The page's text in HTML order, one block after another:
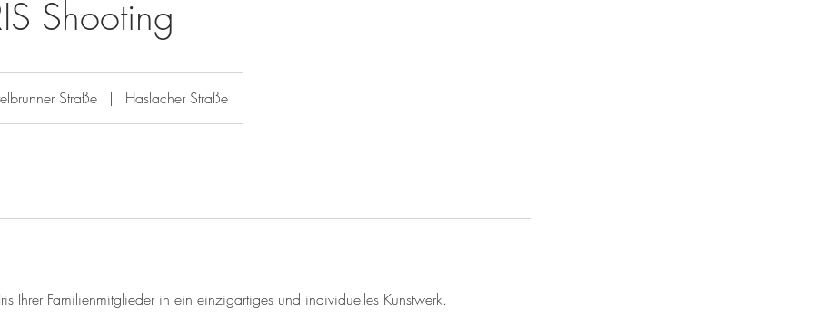
Shooting
Straße | Haslacher Straße
Ihrer Familienmitglieder in ein einzigartiges und individuelles Kunstwerk.